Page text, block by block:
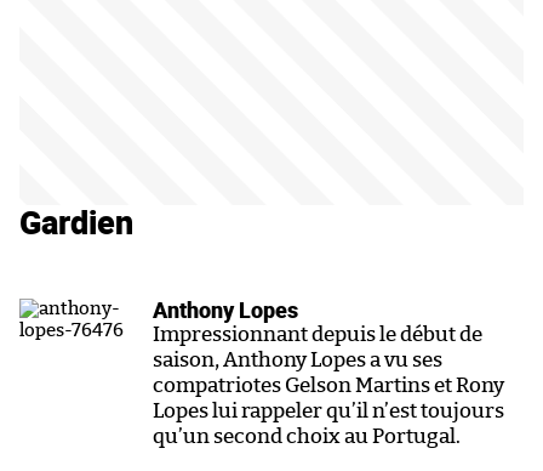
Gardien
Anthony Lopes
Impressionnant depuis le début de
saison, Anthony Lopes a vu ses
compatriotes Gelson Martins et Rony
Lopes lui rappeler qu’il n’est toujours
qu’un second choix au Portugal.